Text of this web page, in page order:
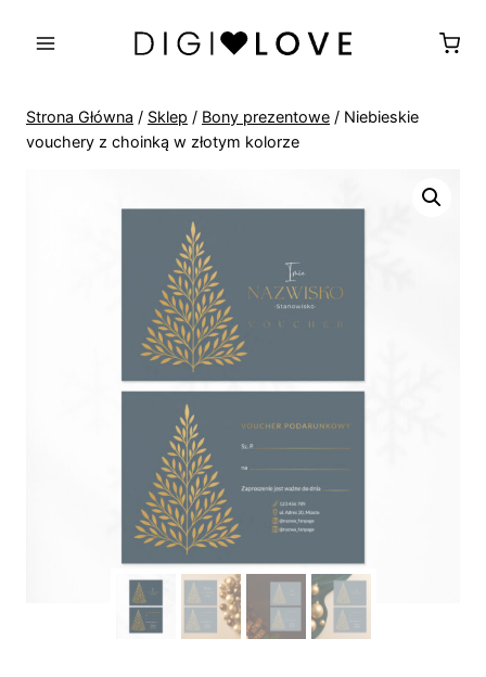
Strona Główna / Sklep / Bony prezentowe / Niebieskie
vouchery z choinką w złotym kolorze